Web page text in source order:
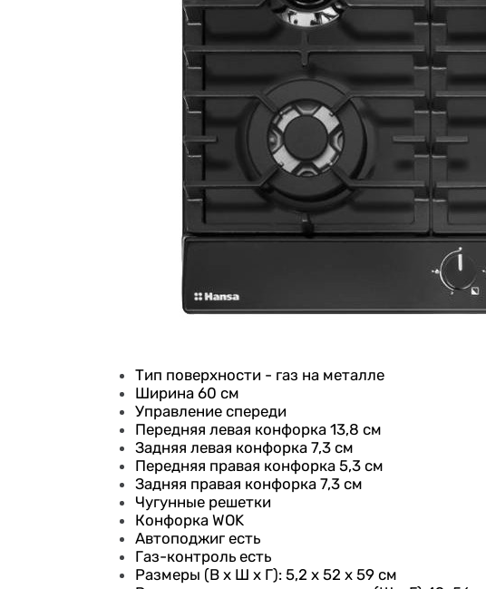
Тип поверхности - газ на металле
Ширина 60 см
Управление спереди
Передняя левая конфорка 13,8 см
Задняя левая конфорка 7,3 см
Передняя правая конфорка 5,3 см
Задняя правая конфорка 7,3 см
Чугунные решетки
Конфорка WOK
Автоподжиг есть
Газ-контроль есть
Размеры (В х Ш х Г): 5,2 x 52 x 59 см